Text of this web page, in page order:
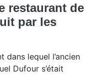
restaurant de
par les
dans lequel l’ancien
Dufour s’était